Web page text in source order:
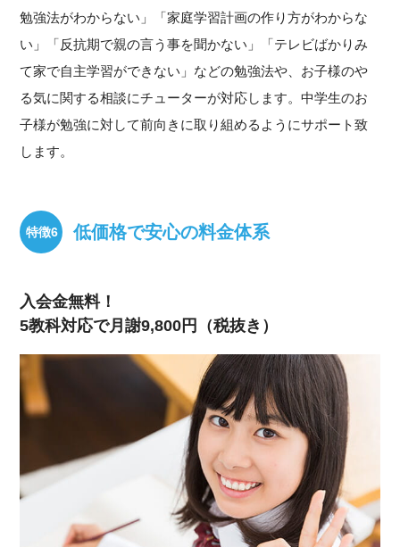
勉強法がわからない」「家庭学習計画の作り方がわからな
い」「反抗期で親の言う事を聞かない」「テレビばかりみ
て家で自主学習ができない」などの勉強法や、お子様のや
る気に関する相談にチューターが対応します。中学生のお
子様が勉強に対して前向きに取り組めるようにサポート致
します。
低価格で安心の料金体系
入会金無料！
5教科対応で月謝9,800円（税抜き）